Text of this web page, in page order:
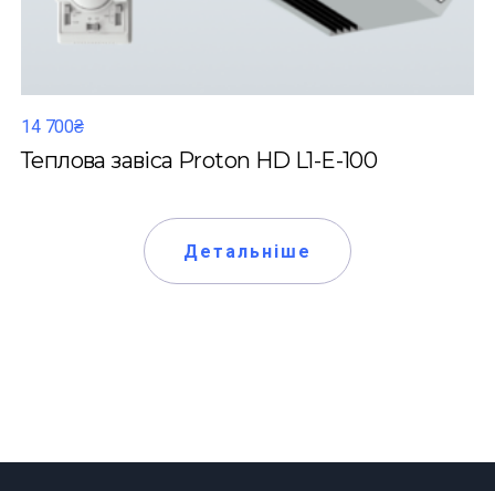
14 700₴
Теплова завіса Proton HD L1-E-100
Детальніше